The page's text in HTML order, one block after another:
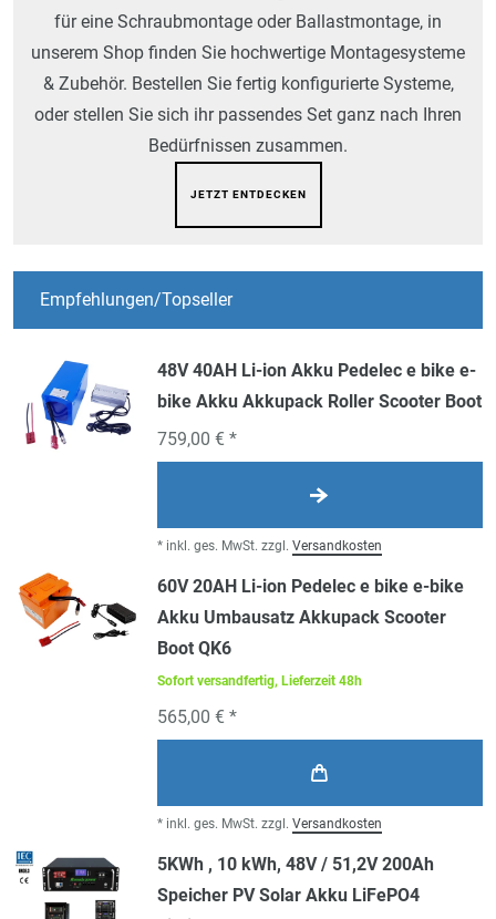
für eine Schraubmontage oder Ballastmontage, in
unserem Shop finden Sie hochwertige Montagesysteme
& Zubehör. Bestellen Sie fertig konfigurierte Systeme,
oder stellen Sie sich ihr passendes Set ganz nach Ihren
Bedürfnissen zusammen.
JETZT ENTDECKEN
Empfehlungen/Topseller
48V 40AH Li-ion Akku Pedelec e bike e-
bike Akku Akkupack Roller Scooter Boot
759,00 € *
* inkl. ges. MwSt. zzgl. Versandkosten
60V 20AH Li-ion Pedelec e bike e-bike
Akku Umbausatz Akkupack Scooter
Boot QK6
Sofort versandfertig, Lieferzeit 48h
565,00 € *
* inkl. ges. MwSt. zzgl. Versandkosten
5KWh , 10 kWh, 48V / 51,2V 200Ah
Speicher PV Solar Akku LiFePO4